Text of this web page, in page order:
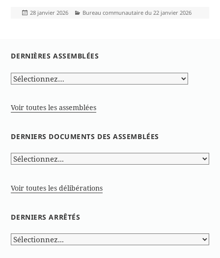
Publié
28 janvier 2026 Catégories
Bureau communautaire du 22 janvier 2026
DERNIÈRES ASSEMBLÉES
Voir toutes les assemblées
DERNIERS DOCUMENTS DES ASSEMBLÉES
Voir toutes les délibérations
DERNIERS ARRÊTÉS